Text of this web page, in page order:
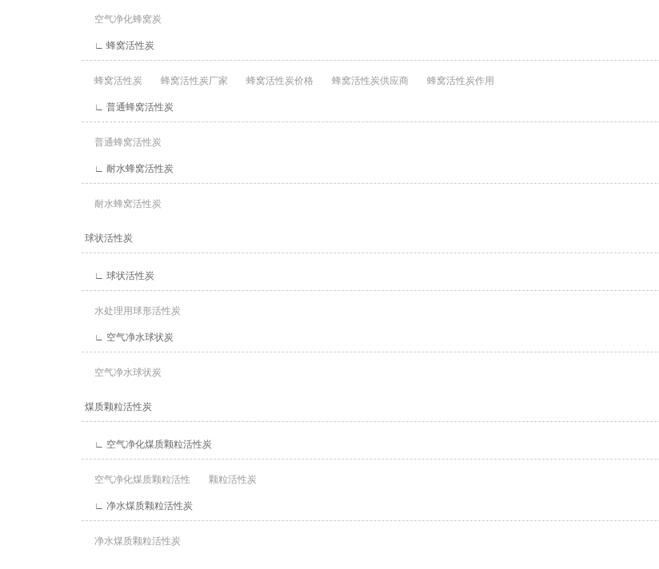
空气净化蜂窝炭
∟ 蜂窝活性炭
蜂窝活性炭 蜂窝活性炭厂家 蜂窝活性炭价格 蜂窝活性炭供应商 蜂窝活性炭作用
∟ 普通蜂窝活性炭
普通蜂窝活性炭
∟ 耐水蜂窝活性炭
耐水蜂窝活性炭
球状活性炭
∟ 球状活性炭
水处理用球形活性炭
∟ 空气净水球状炭
空气净水球状炭
煤质颗粒活性炭
∟ 空气净化煤质颗粒活性炭
空气净化煤质颗粒活性 颗粒活性炭
∟ 净水煤质颗粒活性炭
净水煤质颗粒活性炭